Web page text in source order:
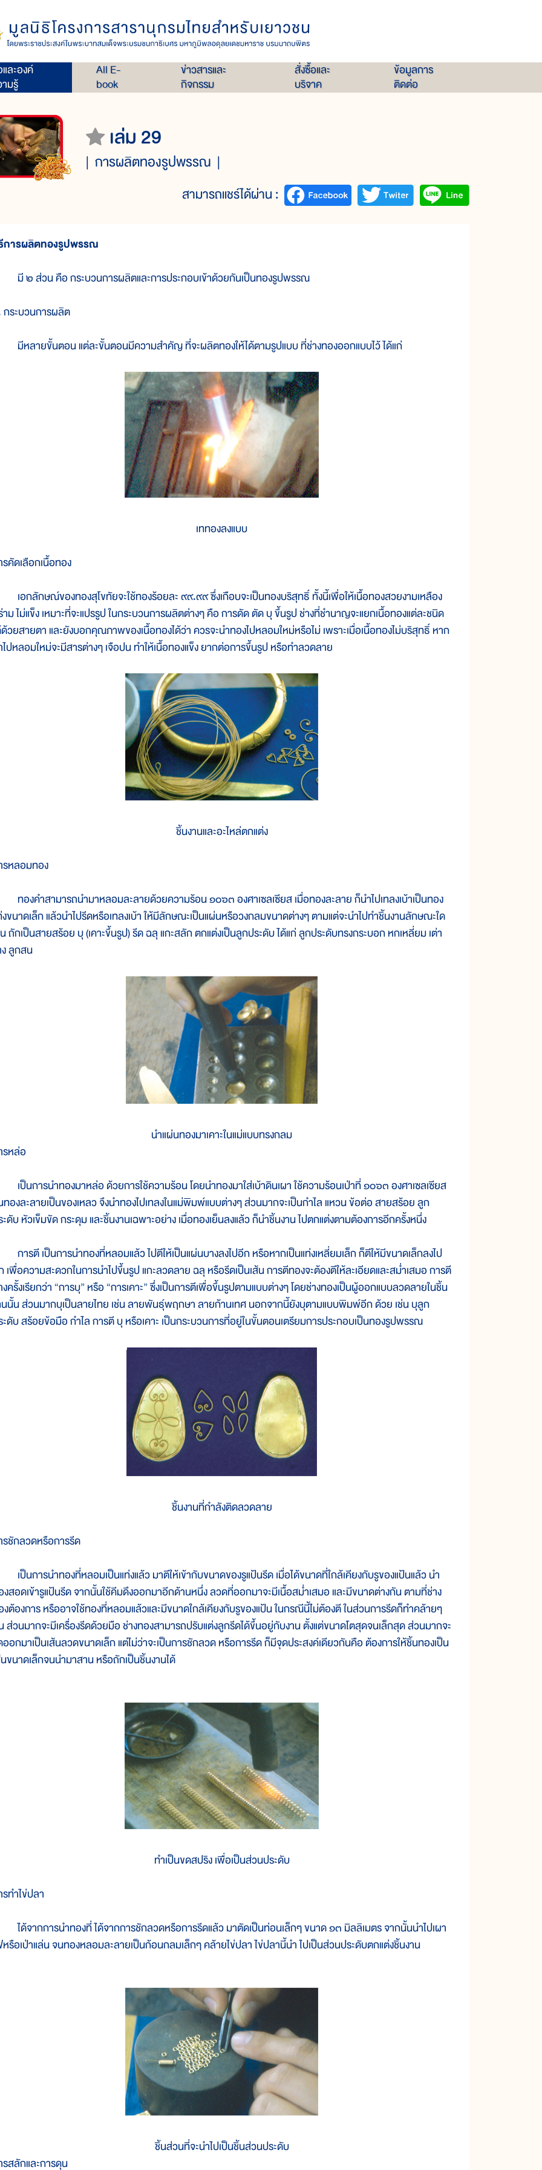
ละองค์
มรู้
All E-
book
ข่าวสารและ
กิจกรรม
สั่งซื้อและ
บริจาค
ข้อมูลการ
ติดต่อ
เล่ม 29
การผลิตทองรูปพรรณ
สามารถแชร์ได้ผ่าน :
การผลิตทองรูปพรรณ
มี ๒ ส่วน คือ กระบวนการผลิตและการประกอบเข้าด้วยกันเป็นทองรูปพรรณ
กระบวนการผลิต
มีหลายขั้นตอน แต่ละขั้นตอนมีความสำคัญ ที่จะผลิตทองให้ได้ตามรูปแบบ ที่ช่างทองออกแบบไว้ ได้แก่
เททองลงแบบ
คัดเลือกเนื้อทอง
เอกลักษณ์ของทองสุโขทัยจะใช้ทองร้อยละ ๙๙.๙๙ ซึ่งเกือบจะเป็นทองบริสุทธิ์ ทั้งนี้เพื่อให้เนื้อทองสวยงามเหลือง
ม ไม่แข็ง เหมาะที่จะแปรรูป ในกระบวนการผลิตต่างๆ คือ การดัด ตัด บุ ขึ้นรูป ช่างที่ชำนาญจะแยกเนื้อทองแต่ละชนิด
วยสายตา และยังบอกคุณภาพของเนื้อทองได้ว่า ควรจะนำทองไปหลอมใหม่หรือไม่ เพราะเมื่อเนื้อทองไม่บริสุทธิ์ หาก
ไปหลอมใหม่จะมีสารต่างๆ เจือปน ทำให้เนื้อทองแข็ง ยากต่อการขึ้นรูป หรือทำลวดลาย
ชิ้นงานและอะไหล่ตกแต่ง
รหลอมทอง
ทองคำสามารถนำมาหลอมละลายด้วยความร้อน ๑๐๖๓ องศาเซลเซียส เมื่อทองละลาย ก็นำไปเทลงเบ้าเป็นทอง
งขนาดเล็ก แล้วนำไปรีดหรือเทลงเบ้า ให้มีลักษณะเป็นแผ่นหรือวงกลมขนาดต่างๆ ตามแต่จะนำไปทำชิ้นงานลักษณะใด
น ถักเป็นสายสร้อย บุ (เคาะขึ้นรูป) รีด ฉลุ แกะสลัก ตกแต่งเป็นลูกประดับ ได้แก่ ลูกประดับทรงกระบอก หกเหลี่ยม เต่า
ลูกสน
นำแผ่นทองมาเคาะในแม่แบบทรงกลม
รหล่อ
เป็นการนำทองมาหล่อ ด้วยการใช้ความร้อน โดยนำทองมาใส่เบ้าดินเผา ใช้ความร้อนเป่าที่ ๑๐๖๓ องศาเซลเซียส
ทองละลายเป็นของเหลว จึงนำทองไปเทลงในแม่พิมพ์แบบต่างๆ ส่วนมากจะเป็นกำไล แหวน ข้อต่อ สายสร้อย ลูก
ะดับ หัวเข็มขัด กระดุม และชิ้นงานเฉพาะอย่าง เมื่อทองเย็นลงแล้ว ก็นำชิ้นงาน ไปตกแต่งตามต้องการอีกครั้งหนึ่ง
การตี เป็นการนำทองที่หลอมแล้ว ไปตีให้เป็นแผ่นบางลงไปอีก หรือหากเป็นแท่งเหลี่ยมเล็ก ก็ตีให้มีขนาดเล็กลงไป
เพื่อความสะดวกในการนำไปขึ้นรูป แกะลวดลาย ฉลุ หรือรีดเป็นเส้น การตีทองจะต้องตีให้ละเอียดและสม่ำเสมอ การตี
ครั้งเรียกว่า “การบุ” หรือ “การเคาะ” ซึ่งเป็นการตีเพื่อขึ้นรูปตามแบบต่างๆ โดยช่างทองเป็นผู้ออกแบบลวดลายในชิ้น
นนั้น ส่วนมากบุเป็นลายไทย เช่น ลายพันธุ์พฤกษา ลายก้านเทศ นอกจากนี้ยังบุตามแบบพิมพ์อีก ด้วย เช่น บุลูก
ะดับ สร้อยข้อมือ กำไล การตี บุ หรือเคาะ เป็นกระบวนการที่อยู่ในขั้นตอนเตรียมการประกอบเป็นทองรูปพรรณ
ชิ้นงานที่กำลังติดลวดลาย
ชักลวดหรือการรีด
เป็นการนำทองที่หลอมเป็นแท่งแล้ว มาตีให้เข้ากับขนาดของรูแป้นรีด เมื่อได้ขนาดที่ใกล้เคียงกับรูของแป้นแล้ว นำ
งสอดเข้ารูแป้นรีด จากนั้นใช้คีมดึงออกมาอีกด้านหนึ่ง ลวดที่ออกมาจะมีเนื้อสม่ำเสมอ และมีขนาดต่างกัน ตามที่ช่าง
งต้องการ หรืออาจใช้ทองที่หลอมแล้วและมีขนาดใกล้เคียงกับรูของแป้น ในกรณีนี้ไม่ต้องตี ในส่วนการรีดก็ทำคล้ายๆ
ส่วนมากจะมีเครื่องรีดด้วยมือ ช่างทองสามารถปรับแต่งลูกรีดได้ขึ้นอยู่กับงาน ตั้งแต่ขนาดโตสุดจนเล็กสุด ส่วนมากจะ
อกมาเป็นเส้นลวดขนาดเล็ก แต่ไม่ว่าจะเป็นการชักลวด หรือการรีด ก็มีจุดประสงค์เดียวกันคือ ต้องการให้ชิ้นทองเป็น
นขนาดเล็กจนนำมาสาน หรือถักเป็นชิ้นงานได้
ทำเป็นขดสปริง เพื่อเป็นส่วนประดับ
ทำไข่ปลา
ได้จากการนำทองที่ ได้จากการชักลวดหรือการรีดแล้ว มาตัดเป็นท่อนเล็กๆ ขนาด ๑๓ มิลลิเมตร จากนั้นนำไปเผา
รือเป่าแล่น จนทองหลอมละลายเป็นก้อนกลมเล็กๆ คล้ายไข่ปลา ไข่ปลานี้นำ ไปเป็นส่วนประดับตกแต่งชิ้นงาน
ชิ้นส่วนที่จะนำไปเป็นชิ้นส่วนประดับ
สลักและการดุน